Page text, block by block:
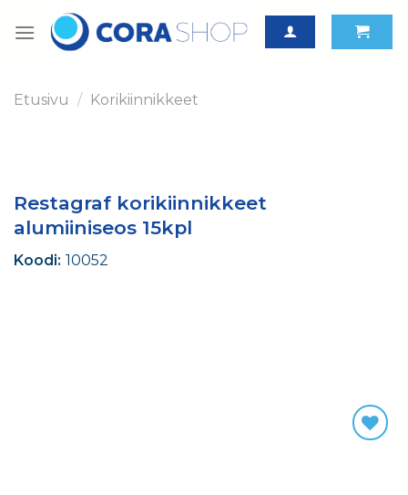
Etusivu / Korikiinnikkeet
Restagraf korikiinnikkeet
alumiiniseos 15kpl
Koodi: 10052